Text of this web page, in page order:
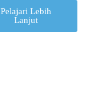
Pelajari Lebih
Lanjut